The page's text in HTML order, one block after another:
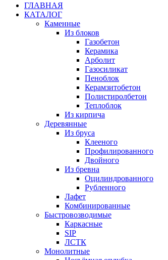
ГЛАВНАЯ
КАТАЛОГ
Каменные
Из блоков
Газобетон
Керамика
Арболит
Газосиликат
Пеноблок
Керамзитобетон
Полистиролбетон
Теплоблок
Из кирпича
Деревянные
Из бруса
Клееного
Профилированного
Двойного
Из бревна
Оцилиндрованного
Рубленного
Лафет
Комбинированные
Быстровозводимые
Каркасные
SIP
ЛСТК
Монолитные